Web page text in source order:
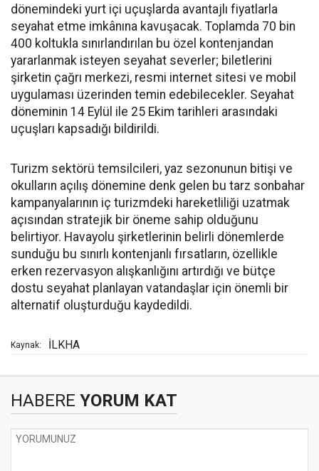
dönemindeki yurt içi uçuşlarda avantajlı fiyatlarla
seyahat etme imkânına kavuşacak. Toplamda 70 bin
400 koltukla sınırlandırılan bu özel kontenjandan
yararlanmak isteyen seyahat severler; biletlerini
şirketin çağrı merkezi, resmi internet sitesi ve mobil
uygulaması üzerinden temin edebilecekler. Seyahat
döneminin 14 Eylül ile 25 Ekim tarihleri arasındaki
uçuşları kapsadığı bildirildi.
Turizm sektörü temsilcileri, yaz sezonunun bitişi ve
okulların açılış dönemine denk gelen bu tarz sonbahar
kampanyalarının iç turizmdeki hareketliliği uzatmak
açısından stratejik bir öneme sahip olduğunu
belirtiyor. Havayolu şirketlerinin belirli dönemlerde
sunduğu bu sınırlı kontenjanlı fırsatların, özellikle
erken rezervasyon alışkanlığını artırdığı ve bütçe
dostu seyahat planlayan vatandaşlar için önemli bir
alternatif oluşturduğu kaydedildi.
Kaynak: İLKHA
HABERE YORUM KAT